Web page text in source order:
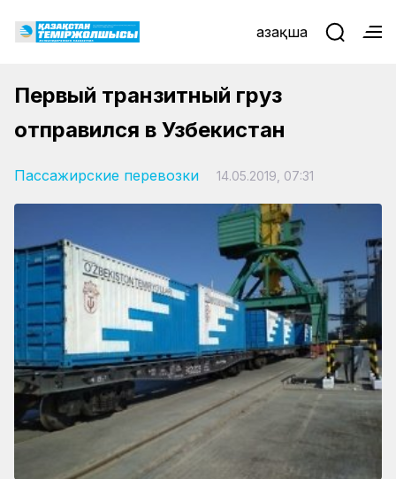
Қазақша
Первый транзитный груз
отправился в Узбекистан
Пассажирские перевозки 14.05.2019, 07:31